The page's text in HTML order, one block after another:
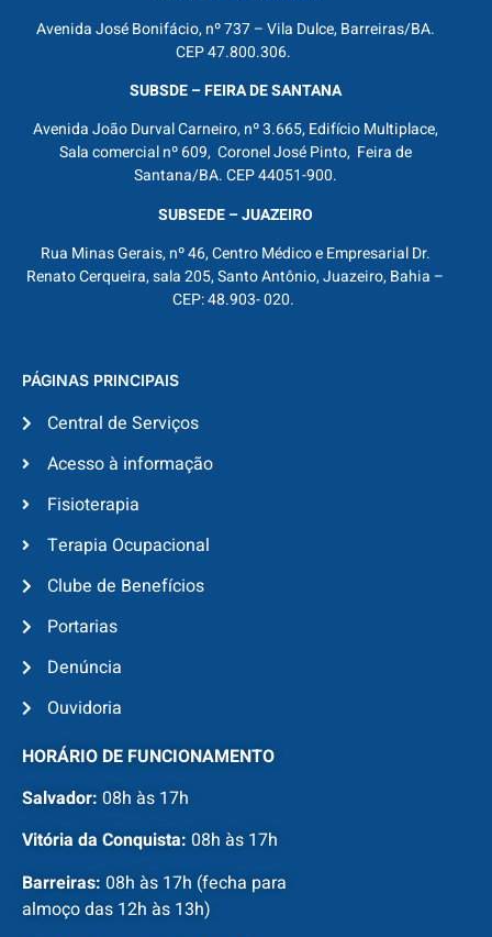
Avenida José Bonifácio, nº 737 – Vila Dulce, Barreiras/BA.
CEP 47.800.306.
SUBSDE – FEIRA DE SANTANA
Avenida João Durval Carneiro, nº 3.665, Edifício Multiplace,
Sala comercial nº 609, Coronel José Pinto, Feira de
Santana/BA. CEP 44051-900.
SUBSEDE – JUAZEIRO
Rua Minas Gerais, nº 46, Centro Médico e Empresarial Dr.
Renato Cerqueira, sala 205, Santo Antônio, Juazeiro, Bahia –
CEP: 48.903- 020.
PÁGINAS PRINCIPAIS
Central de Serviços
Acesso à informação
Fisioterapia
Terapia Ocupacional
Clube de Benefícios
Portarias
Denúncia
Ouvidoria
HORÁRIO DE FUNCIONAMENTO
Salvador: 08h às 17h
Vitória da Conquista: 08h às 17h
Barreiras: 08h às 17h (fecha para
almoço das 12h às 13h)